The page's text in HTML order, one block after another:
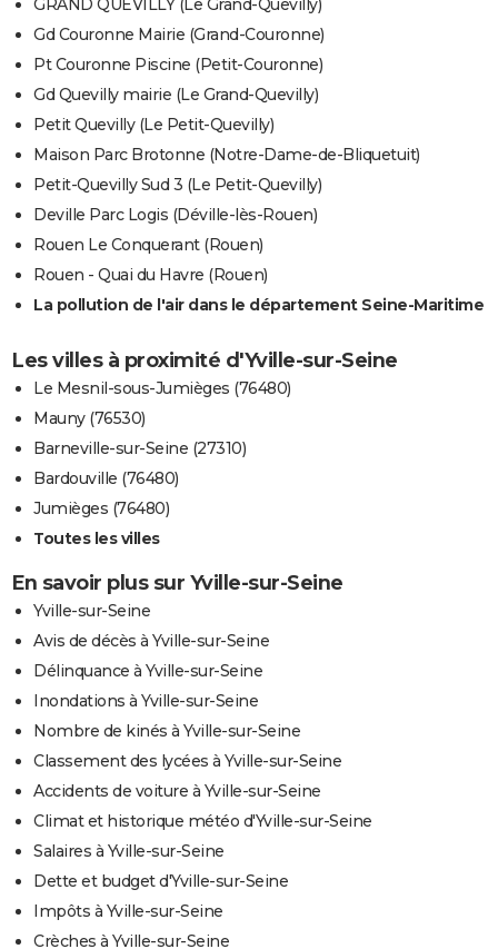
GRAND QUEVILLY (Le Grand-Quevilly)
Gd Couronne Mairie (Grand-Couronne)
Pt Couronne Piscine (Petit-Couronne)
Gd Quevilly mairie (Le Grand-Quevilly)
Petit Quevilly (Le Petit-Quevilly)
Maison Parc Brotonne (Notre-Dame-de-Bliquetuit)
Petit-Quevilly Sud 3 (Le Petit-Quevilly)
Deville Parc Logis (Déville-lès-Rouen)
Rouen Le Conquerant (Rouen)
Rouen - Quai du Havre (Rouen)
La pollution de l'air dans le département Seine-Maritime
Les villes à proximité d'Yville-sur-Seine
Le Mesnil-sous-Jumièges (76480)
Mauny (76530)
Barneville-sur-Seine (27310)
Bardouville (76480)
Jumièges (76480)
Toutes les villes
En savoir plus sur Yville-sur-Seine
Yville-sur-Seine
Avis de décès à Yville-sur-Seine
Délinquance à Yville-sur-Seine
Inondations à Yville-sur-Seine
Nombre de kinés à Yville-sur-Seine
Classement des lycées à Yville-sur-Seine
Accidents de voiture à Yville-sur-Seine
Climat et historique météo d'Yville-sur-Seine
Salaires à Yville-sur-Seine
Dette et budget d'Yville-sur-Seine
Impôts à Yville-sur-Seine
Crèches à Yville-sur-Seine